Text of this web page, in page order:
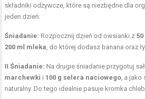
składniki odżywcze, które są niezbędne dla
jeden dzień:
Śniadanie: Rozpocznij dzień od owsianki z
200 ml mleka, do której dodasz banana oraz
II Śniadanie: Na drugie śniadanie przygotuj
marchewki i 100 g selera naciowego, a jako
naturalny. Do tego idealnie pasuje kromka